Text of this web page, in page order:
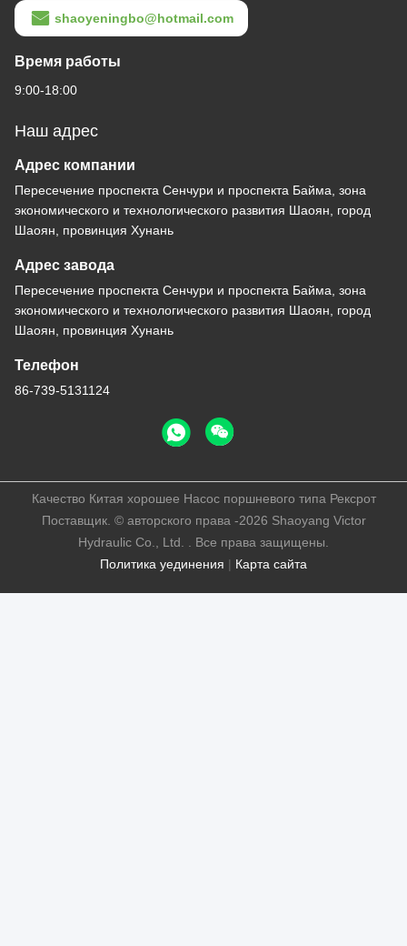
shaoyeningbo@hotmail.com
Время работы
9:00-18:00
Наш адрес
Адрес компании
Пересечение проспекта Сенчури и проспекта Байма, зона
экономического и технологического развития Шаоян, город
Шаоян, провинция Хунань
Адрес завода
Пересечение проспекта Сенчури и проспекта Байма, зона
экономического и технологического развития Шаоян, город
Шаоян, провинция Хунань
Телефон
86-739-5131124
Политика уединения | Карта сайта
Качество Китая хорошее Насос поршневого типа Рексрот
Поставщик. © авторского права -2026 Shaoyang Victor
Hydraulic Co., Ltd. . Все права защищены.